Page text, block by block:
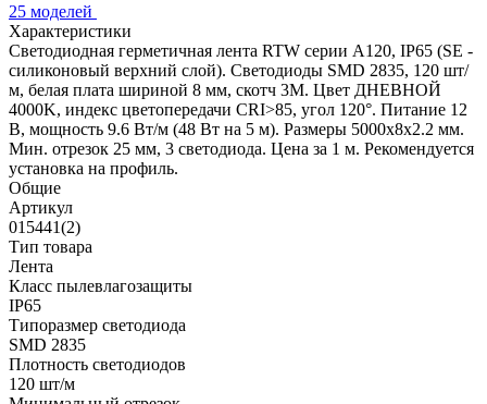
25 моделей
Характеристики
Светодиодная герметичная лента RTW серии A120, IP65 (SE -
силиконовый верхний слой). Светодиоды SMD 2835, 120 шт/
м, белая плата шириной 8 мм, скотч 3M. Цвет ДНЕВНОЙ
4000K, индекс цветопередачи CRI>85, угол 120°. Питание 12
В, мощность 9.6 Вт/м (48 Вт на 5 м). Размеры 5000x8x2.2 мм.
Мин. отрезок 25 мм, 3 светодиода. Цена за 1 м. Рекомендуется
установка на профиль.
Общие
Артикул
015441(2)
Тип товара
Лента
Класс пылевлагозащиты
IP65
Типоразмер светодиода
SMD 2835
Плотность светодиодов
120 шт/м